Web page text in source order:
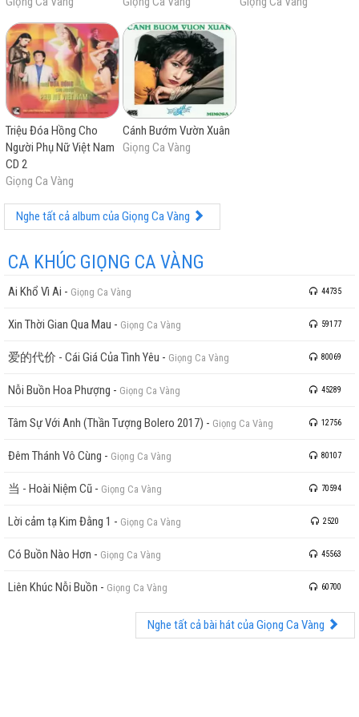
Triệu Đóa Hồng Cho
Người Phụ Nữ Việt Nam
CD 2
Giọng Ca Vàng
Cánh Bướm Vườn Xuân
Giọng Ca Vàng
Nghe tất cả album của Giọng Ca Vàng
CA KHÚC GIỌNG CA VÀNG
Ai Khổ Vì Ai - Giọng Ca Vàng 44735
Xin Thời Gian Qua Mau - Giọng Ca Vàng 59177
爱的代价 - Cái Giá Của Tình Yêu - Giọng Ca Vàng 80069
Nỗi Buồn Hoa Phượng - Giọng Ca Vàng 45289
Tâm Sự Với Anh (Thần Tượng Bolero 2017) - Giọng Ca Vàng 12756
Đêm Thánh Vô Cùng - Giọng Ca Vàng 80107
当 - Hoài Niệm Cũ - Giọng Ca Vàng 70594
Lời cảm tạ Kim Đằng 1 - Giọng Ca Vàng 2520
Có Buồn Nào Hơn - Giọng Ca Vàng 45563
Liên Khúc Nỗi Buồn - Giọng Ca Vàng 60700
Nghe tất cả bài hát của Giọng Ca Vàng